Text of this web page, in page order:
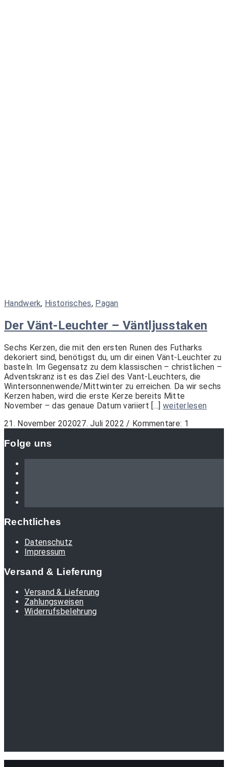
Handwerk, Historisches, Pagan
Der Vänt-Leuchter – Väntljusstaken
Sechs Kerzen, die mit den ersten Runen des Futharks
dekoriert sind, benötigst du, um dir einen Vänt-Leuchter zu
basteln. Im Gegensatz zu dem klassischen – christlichen –
Adventskranz ist es das Ziel des Vant-Leuchters, die
Wintersonnenwende/Mittwinter zu erreichen. Da wir sechs
Kerzen haben, wird die erste Kerze bereits Mitte
November – das genaue Datum variiert [...] weiterlesen
21. November 202027. Juli 2022 / Kommentare: 1
Folge uns
Rechtliches
Datenschutz
Impressum
Versand & Lieferung
Versand & Lieferung
Zahlungsweisen
Widerrufsbelehrung